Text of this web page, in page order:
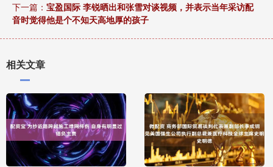
下一篇： 宝盈国际 李锐晒出和张雪对谈视频，并表示当年采访配
音时觉得他是个不知天高地厚的孩子
相关文章